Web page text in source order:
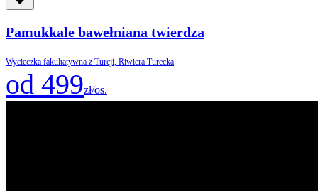
Pamukkale bawełniana twierdza
Wycieczka fakultatywna z Turcji, Riwiera Turecka
od 499zł/os.